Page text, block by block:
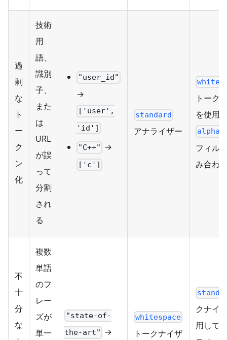
過
剰
な
ト
ー
ク
ン
化
技術
用
語、
識別
子、
また
は
URL
が誤
って
分割
され
る
"user_id"
→
['user',
'id']
"C++" →
['c']
standard
アナライザー
トーク
を使用
フィル
み合わ
不
十
分
な
複数
単語
のフ
レー
ズが
単一
"state-of-
the-art"
→
whitespace
トークナイザ
クナイ
用して